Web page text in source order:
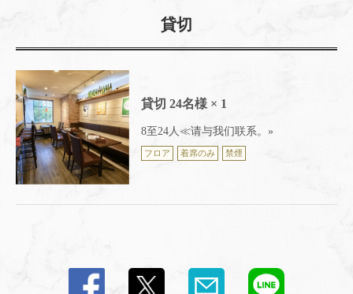
貸切
貸切 24名様× 1
8至24人≪请与我们联系。»
フロア 着席のみ 禁煙
座位 | ワインと薪窯料理の店 La cielo
奈良県天理市川原城町886 古川ビル2F
お店情報をコピー